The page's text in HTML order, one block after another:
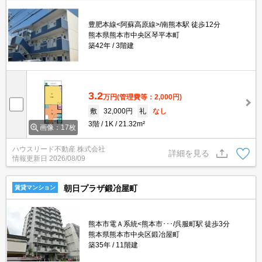
豊肥本線<阿蘇高原線>/南熊本駅 徒歩12分
熊本県熊本市中央区琴平本町
築42年
3階建
画像：17枚
3.2万円(管理費等：2,000円)
敷
32,000円 礼
なし
3階
1K 21.32m²
ハウスリード不動産 株式会社
情報更新日 2026/08/09
詳細を見る
賃貸マンション 朝日プラザ鍛冶屋町
熊本市電Ａ系統<熊本市･･･/呉服町駅 徒歩3分
熊本県熊本市中央区鍛冶屋町
築35年
11階建